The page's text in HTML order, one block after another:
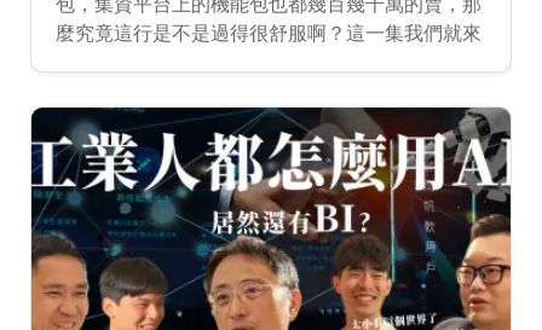
麼究竟這行是不是過得很舒服啊？這一集我們就來